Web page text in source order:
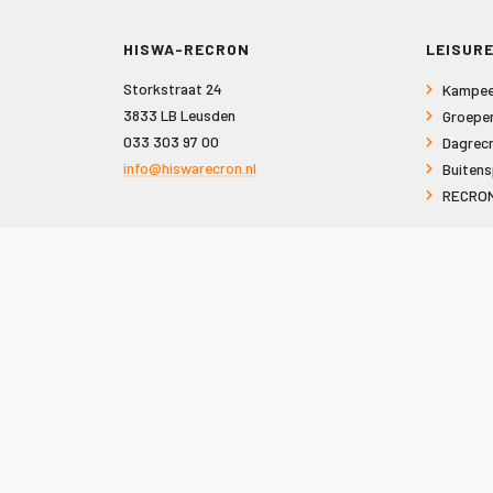
HISWA-RECRON
Storkstraat 24
3833 LB Leusden
033 303 97 00
info@hiswarecron.nl